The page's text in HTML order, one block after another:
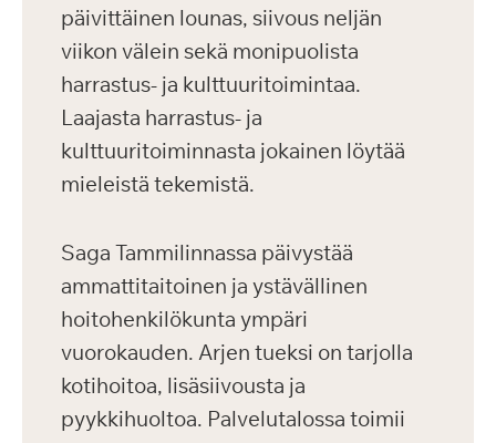
päivittäinen lounas, siivous neljän
viikon välein sekä monipuolista
harrastus- ja kulttuuritoimintaa.
Laajasta harrastus- ja
kulttuuritoiminnasta jokainen löytää
mieleistä tekemistä.
Saga Tammilinnassa päivystää
ammattitaitoinen ja ystävällinen
hoitohenkilökunta ympäri
vuorokauden. Arjen tueksi on tarjolla
kotihoitoa, lisäsiivousta ja
pyykkihuoltoa. Palvelutalossa toimii